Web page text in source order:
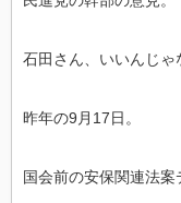
石田さん、いいんじゃ
昨年の9月17日。
国会前の安保関連法案